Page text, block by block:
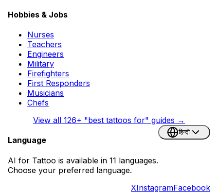
Hobbies & Jobs
Nurses
Teachers
Engineers
Military
Firefighters
First Responders
Musicians
Chefs
View all 126+ "best tattoos for" guides →
Language
AI for Tattoo is available in 11 languages.
Choose your preferred language.
हिन्दी
XInstagramFacebook